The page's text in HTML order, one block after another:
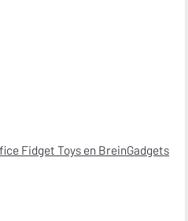
Fidget Toys en BreinGadgets